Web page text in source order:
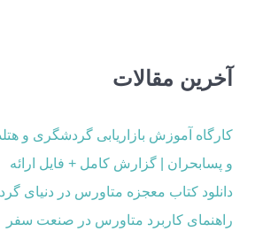
آخرین مقالات
کارگاه آموزش بازاریابی گردشگری و
و پسابحران | گزارش کامل + فایل ارائه
دانلود کتاب معجزه متاورس در دنیای
راهنمای کاربرد متاورس در صنعت سفر